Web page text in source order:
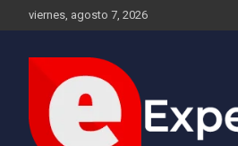
al
viernes, agosto 7, 2026